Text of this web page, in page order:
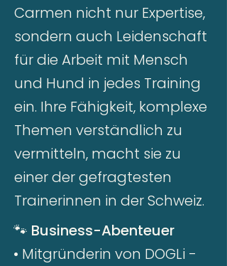
Carmen nicht nur Expertise,
sondern auch Leidenschaft
für die Arbeit mit Mensch
und Hund in jedes Training
ein. Ihre Fähigkeit, komplexe
Themen verständlich zu
vermitteln, macht sie zu
einer der gefragtesten
Trainerinnen in der Schweiz.
🐾 Business-Abenteuer
• Mitgründerin von DOGLi -